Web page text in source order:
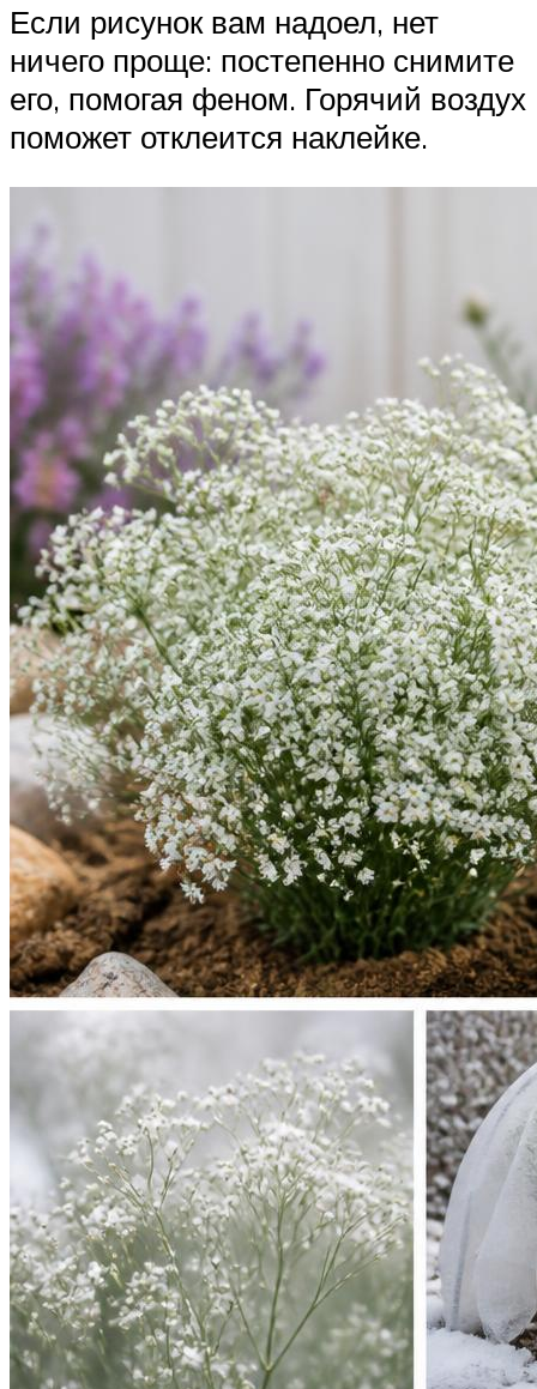
Если рисунок вам надоел, нет
ничего проще: постепенно снимите
его, помогая феном. Горячий воздух
поможет отклеится наклейке.